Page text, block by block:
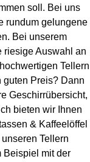
soll. Bei uns
rundum gelungene
Bei unserem
riesige Auswahl an
Tellern
guten Preis? Dann
Geschirrübersicht,
bieten wir Ihnen
& Kaffeelöffel
Tellern
Beispiel mit der